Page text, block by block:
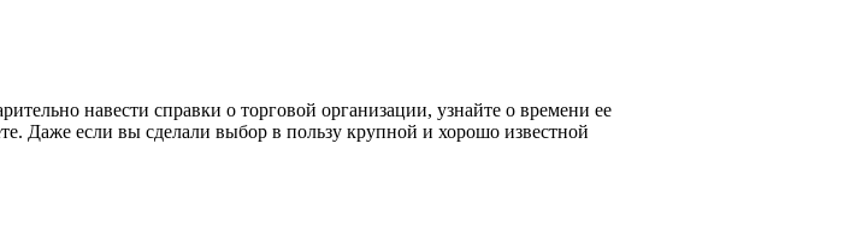
навести справки о торговой организации, узнайте о времени ее
Даже если вы сделали выбор в пользу крупной и хорошо известной